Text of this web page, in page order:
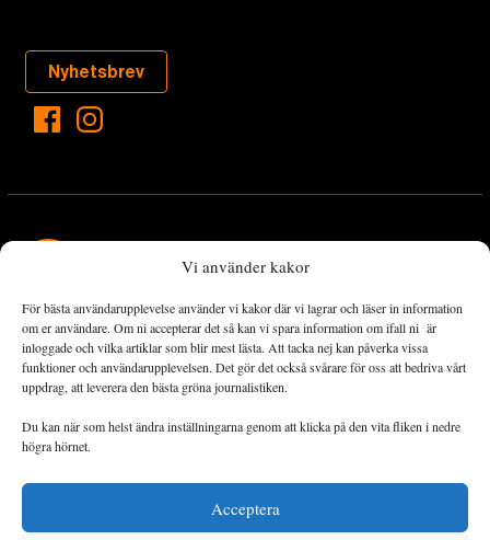
Vi använder kakor
För bästa användarupplevelse använder vi kakor där vi lagrar och läser in information
om er användare. Om ni accepterar det så kan vi spara information om ifall ni är
inloggade och vilka artiklar som blir mest lästa. Att tacka nej kan påverka vissa
funktioner och användarupplevelsen. Det gör det också svårare för oss att bedriva vårt
uppdrag, att leverera den bästa gröna journalistiken.
Du kan när som helst ändra inställningarna genom att klicka på den vita fliken i nedre
högra hörnet.
Acceptera
Nyhetsbrev
Landets Fria Tidning är en nyhetstidning med bred bevakning av
det viktigaste som händer lokalt och globalt och med fokus på
omställningsrörelsen. En omställning till ett hållbart samhälle går
både via starka och lika rättigheter för alla människor, minskade
ekonomiska och sociala klyftor, samt utrymme för allt levande att
utvecklas och frodas.